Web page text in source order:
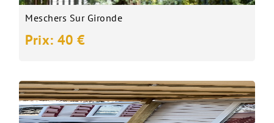
Meschers Sur Gironde
Prix: 40 €